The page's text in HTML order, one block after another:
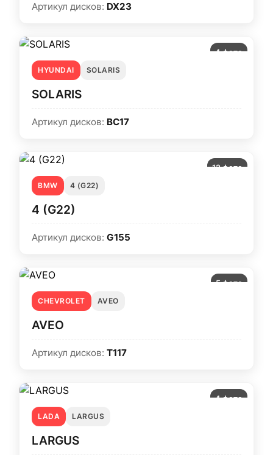
Артикул дисков: DX23
4 фото
HYUNDAI
SOLARIS
SOLARIS
Артикул дисков: BC17
12 фото
BMW
4 (G22)
4 (G22)
Артикул дисков: G155
5 фото
CHEVROLET
AVEO
AVEO
Артикул дисков: T117
4 фото
LADA
LARGUS
LARGUS